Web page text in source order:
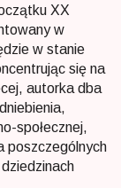
XX
w
w stanie
się na
autorka dba
społecznej,
poszczególnych